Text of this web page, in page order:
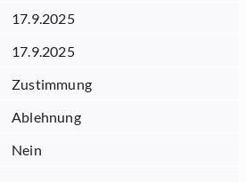
17.9.2025
17.9.2025
Zustimmung
Ablehnung
Nein